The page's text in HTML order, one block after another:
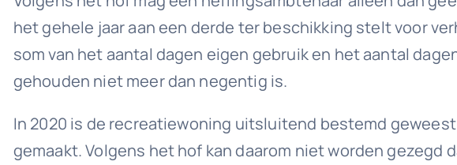
het gehele jaar aan een derde ter beschikking stelt voor
som van het aantal dagen eigen gebruik en het aantal
gehouden niet meer dan negentig is.
In 2020 is de recreatiewoning uitsluitend bestemd
gemaakt. Volgens het hof kan daarom niet worden